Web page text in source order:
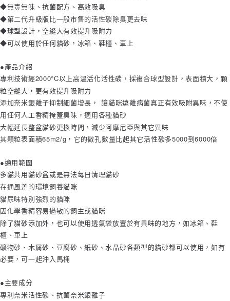
【7-11】取貨付款1500免運
每筆NT$80，滿NT$1,500(含以上)免運費
【7-11】取貨1500免運
宅配【全館滿1500免運】
【宅配-貨到付款】1500免運
每筆NT$115，滿NT$1,500(含以上)免運費
◆無毒無味、抗菌配方、高效吸臭
◆第二代升級版比一般市售的活性碳除臭更去味
◆球型設計，空縫大有效提升吸附力
◆可以使用於任何貓砂，冰箱、鞋櫃、車上
●產品介紹
專利技術經2000°C以上高溫活化活性碳，採複合球型設計，表面積大，顆
粒空縫大，更有效提升吸附力
添加奈米銀離子抑制細菌增長， 讓貓咪遠離病菌真正有效吸附異味，不使
用任何人工香精掩蓋臭味，適用各種貓砂
大幅延長整盆貓砂更換時間，減少阿摩尼亞與其它異味
其顆粒表面積65m2/g，它的微孔數量比起其它活性碳多5000到6000倍
●適用範圍
多貓共用貓砂盆或是無法每日清理貓砂
在通風差的環境飼養貓咪
貓尿味特別強烈的貓咪
因化學香精容易過敏的飼主或貓咪
除了貓砂添加外，也可以使用透氣袋放置於有異味的地方，如冰箱、鞋
櫃、車上
礦物砂、木屑砂、豆腐砂、紙砂、水晶砂各類型的貓砂都可以使用，如有
必要，可一起沖入馬桶
●主要成分
專利奈米活性碳、抗菌奈米銀離子